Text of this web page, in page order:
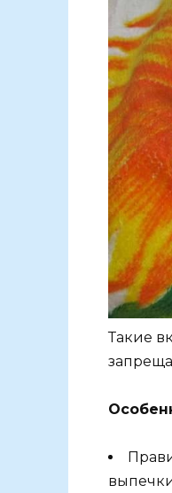
Такие